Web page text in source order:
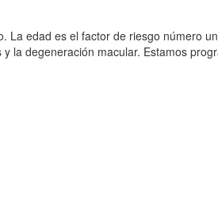
edad es el factor de riesgo número
la degeneración macular. Estamos